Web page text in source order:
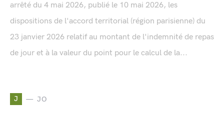
arrêté du 4 mai 2026, publié le 10 mai 2026, les
dispositions de l'accord territorial (région parisienne) du
23 janvier 2026 relatif au montant de l'indemnité de repas
de jour et à la valeur du point pour le calcul de la...
J JO